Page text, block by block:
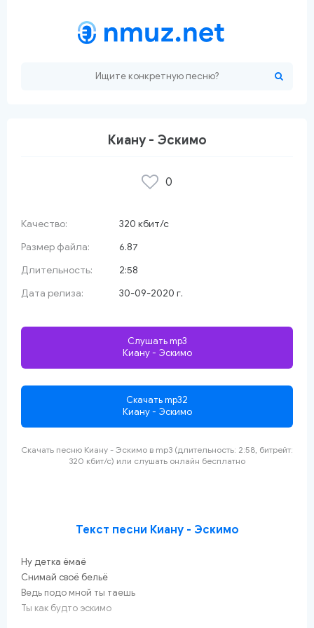
Киану - Эскимо
0
Качество:
320 кбит/с
Размер файла:
6.87
Длительность:
2:58
Дата релиза:
30-09-2020 г.
Слушать mp3
Киану - Эскимо
Скачать mp32
Киану - Эскимо
Скачать песню Киану - Эскимо в mp3 (длительность: 2:58, битрейт:
320 кбит/с) или слушать онлайн бесплатно
Текст песни Киану - Эскимо
Ну детка ёмаё
Снимай своё бельё
Ведь подо мной ты таешь
Ты как будто эскимо
сарафан